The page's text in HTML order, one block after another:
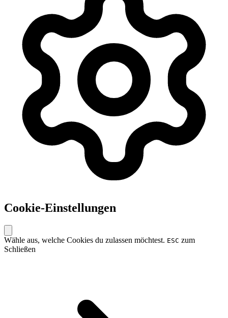
Cookie-Einstellungen
Wähle aus, welche Cookies du zulassen möchtest. ESC zum
Schließen